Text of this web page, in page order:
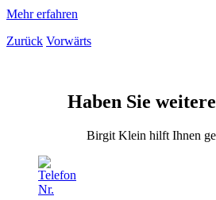
Mehrerfahren
Zurück Vorwärts
Haben Sie
Birgit Klein hilft Ihnen